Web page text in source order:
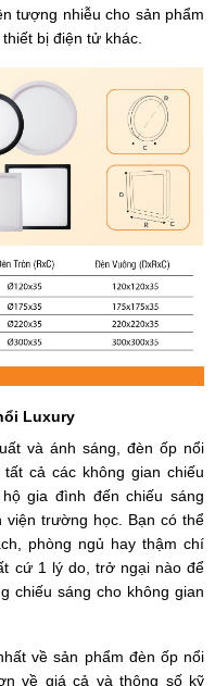
tượng nhiễu cho sản phẩm
bị điện tử khác.
Luxury
và ánh sáng, đèn ốp nổi
cả các không gian chiếu
gia đình đến chiếu sáng
viện trường học. Bạn có thể
phòng ngủ hay thậm chí
cứ 1 lý do, trở ngại nào để
chiếu sáng cho không gian
về sản phẩm đèn ốp nổi
về giá cả và thông số kỹ